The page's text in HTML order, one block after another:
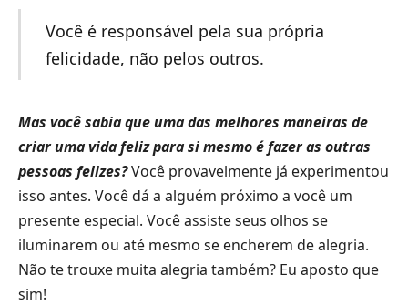
Você é responsável pela sua própria
felicidade, não pelos outros.
Mas você sabia que uma das melhores maneiras de
criar uma vida feliz para si mesmo é fazer as outras
pessoas felizes?Você provavelmente já experimentou
isso antes. Você dá a alguém próximo a você um
presente especial. Você assiste seus olhos se
iluminarem ou até mesmo se encherem de alegria.
Não te trouxe muita alegria também? Eu aposto que
sim!